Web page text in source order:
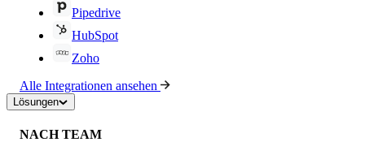
Pipedrive
HubSpot
Zoho
Alle Integrationen ansehen
Lösungen
NACH TEAM